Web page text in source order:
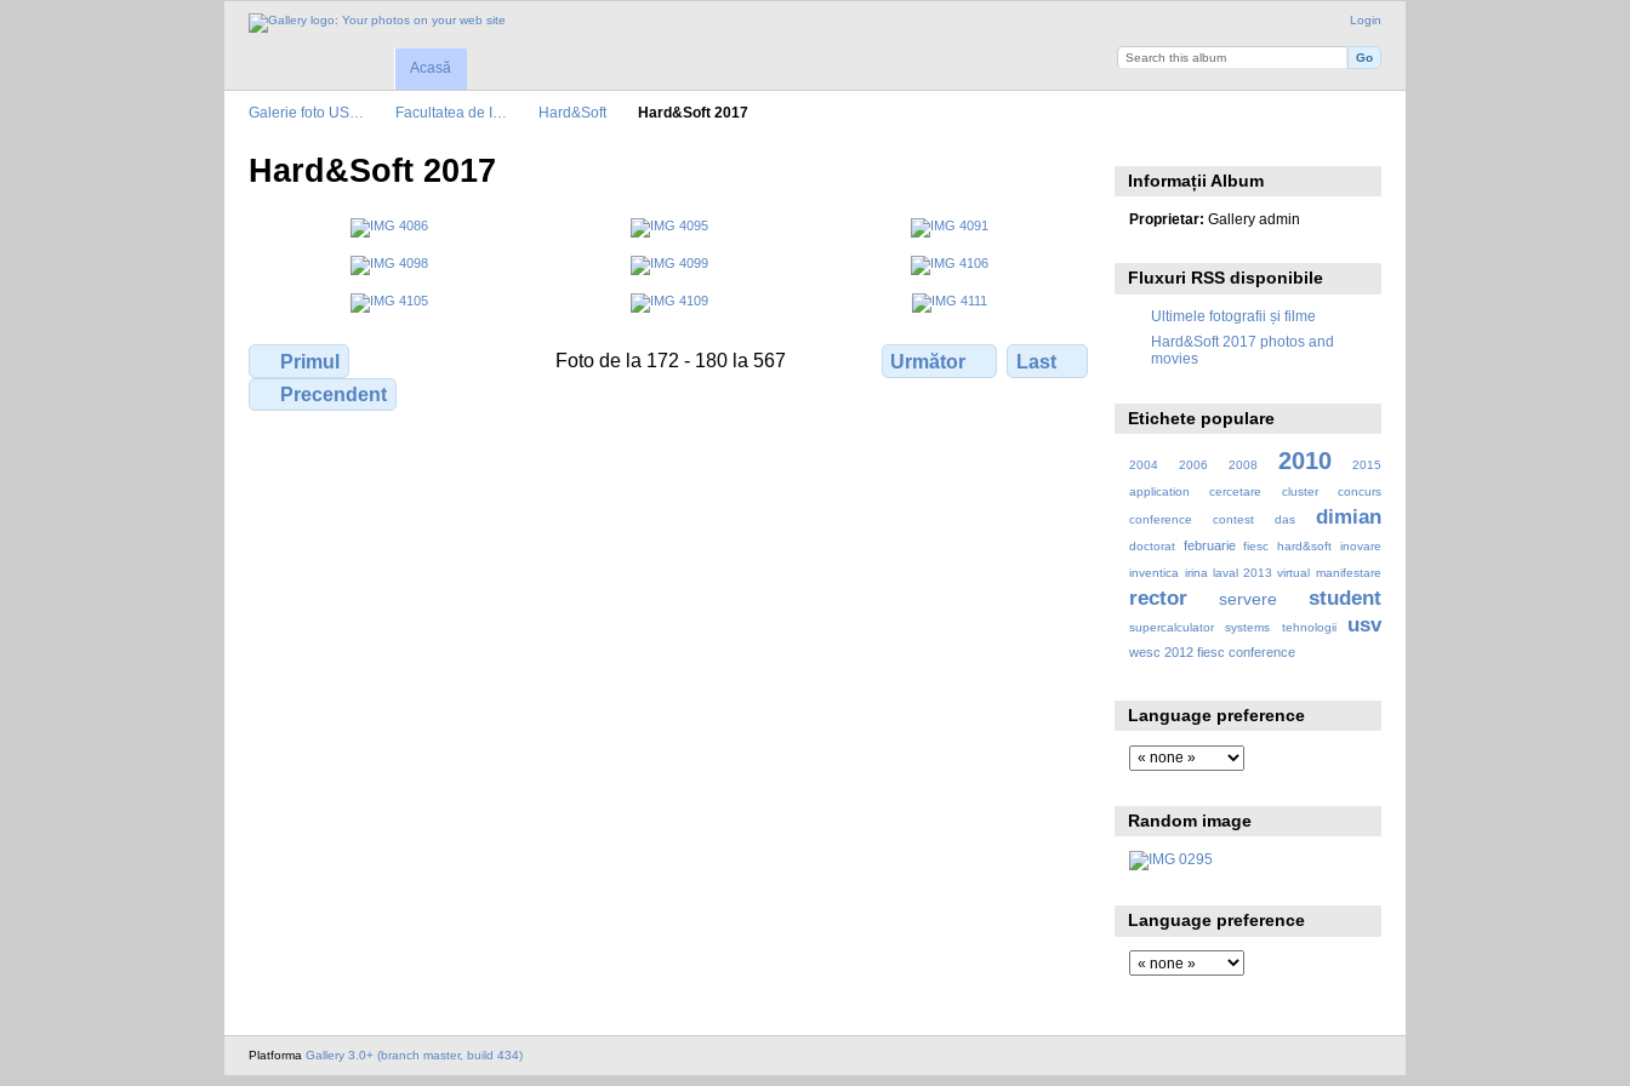
Login
Acasă
Galerie foto US… Facultatea de I… Hard&Soft Hard&Soft 2017
Hard&Soft 2017
Primul
Precendent
Foto de la 172 - 180 la 567 Următor Last
Informații Album
Proprietar: Gallery admin
Fluxuri RSS disponibile
Ultimele fotografii și filme
Hard&Soft 2017 photos and
movies
Etichete populare
2004 2006 2008 2010
2015
application
cercetare cluster concurs
conference contest das dimian
doctorat februarie fiesc hard&soft
inovare
inventica irina laval 2013 virtual manifestare
rector servere student
supercalculator systems tehnologii usv
wesc 2012 fiesc conference
Language preference
Random image
Language preference
Platforma Gallery 3.0+ (branch master, build 434)